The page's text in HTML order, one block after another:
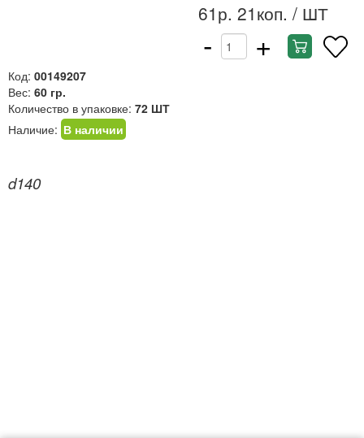
61р. 21коп. / ШТ
- +
Код: 00149207
Вес: 60 гр.
Количество в упаковке: 72 ШТ
Наличие: В наличии
d140